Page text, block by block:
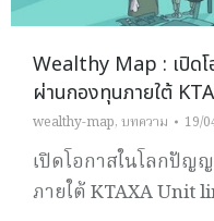
Wealthy Map : เปิด
ผ่านกองทุนภายใต้
wealthy-map, บทความ 19/
เปิดโอกาสในโลกปัญ
ภายใต้ KTAXA Unit